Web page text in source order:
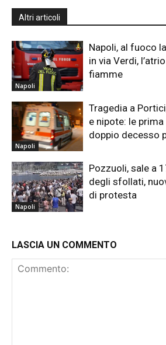
Altri articoli
Napoli
Napoli, al fuoco
in via Verdi,
fiamme
Napoli
Tragedia a
e nipote: le
doppio decesso
Napoli
Pozzuoli, sale a
degli sfollati,
di protesta
LASCIA UN COMMENTO